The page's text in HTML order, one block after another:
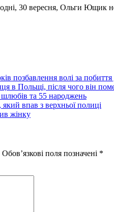
30 вересня, Ольги Ющик
позбавлення волі за побиття
в Польщі, після чого він
та 55 народжень
впав з верхньої полиці
жінку
Обов’язкові поля позначені *